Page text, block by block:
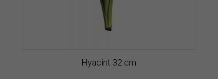
Hyacint 32 cm